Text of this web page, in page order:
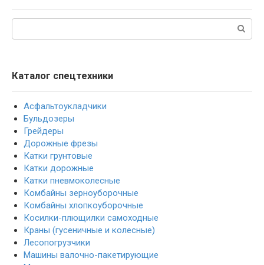
Каталог спецтехники
Асфальтоукладчики
Бульдозеры
Грейдеры
Дорожные фрезы
Катки грунтовые
Катки дорожные
Катки пневмоколесные
Комбайны зерноуборочные
Комбайны хлопкоуборочные
Косилки-плющилки самоходные
Краны (гусеничные и колесные)
Лесопогрузчики
Машины валочно-пакетирующие